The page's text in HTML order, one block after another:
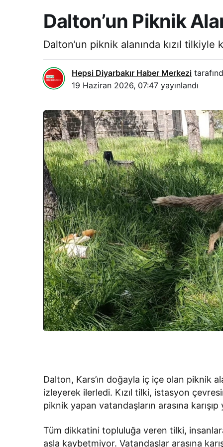
Dalton’un Piknik
Dalton’un piknik alanında kızıl
Hepsi Diyarbakır Haber Merkezi
19 Haziran 2026, 07:47 yayınlandı
Dalton, Kars’ın doğayla iç içe olan piknik
izleyerek ilerledi. Kızıl tilki, istasyon
piknik yapan vatandaşların arasına
Tüm dikkatini topluluğa veren tilki,
asla kaybetmiyor. Vatandaşlar arasına